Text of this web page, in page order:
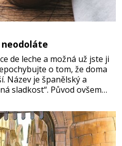
de leche a možná už jste ji
o tom, že doma
Název je španělský a
sladkost“. Původ ovšem
zemí a k tomu